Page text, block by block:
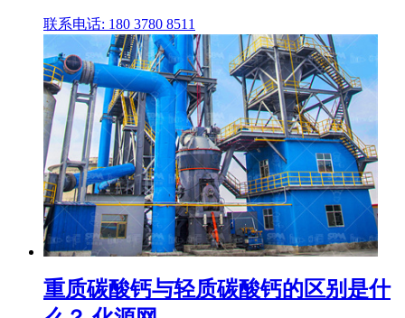
联系电话: 180 3780 8511
重质碳酸钙与轻质碳酸钙的区别是什